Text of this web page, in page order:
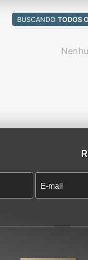
BUSCANDO TODOS